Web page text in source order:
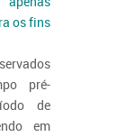
os fins
pré-
de
em